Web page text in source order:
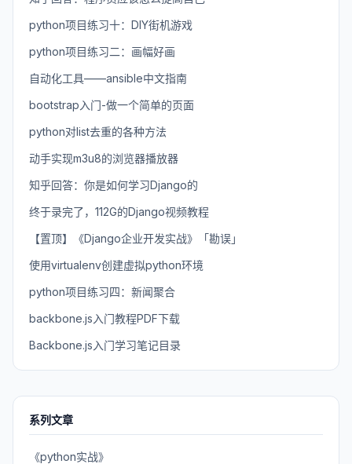
python项目练习十：DIY街机游戏
python项目练习二：画幅好画
自动化工具——ansible中文指南
bootstrap入门-做一个简单的页面
python对list去重的各种方法
动手实现m3u8的浏览器播放器
知乎回答：你是如何学习Django的
终于录完了，112G的Django视频教程
【置顶】《Django企业开发实战》「勘误」
使用virtualenv创建虚拟python环境
python项目练习四：新闻聚合
backbone.js入门教程PDF下载
Backbone.js入门学习笔记目录
系列文章
《python实战》